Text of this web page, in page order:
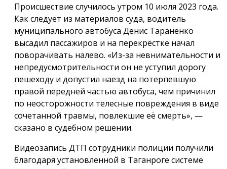
Происшествие случилось утром 10 июля 2023 года.
Как следует из материалов суда, водитель
муниципального автобуса Денис Тараненко
высадил пассажиров и на перекрёстке начал
поворачивать налево. «Из-за невнимательности и
непредусмотрительности он не уступил дорогу
пешеходу и допустил наезд на потерпевшую
правой передней частью автобуса, чем причинил
по неосторожности телесные повреждения в виде
сочетанной травмы, повлекшие её смерть», —
сказано в судебном решении.
Видеозапись ДТП сотрудники полиции получили
благодаря установленной в Таганроге системе